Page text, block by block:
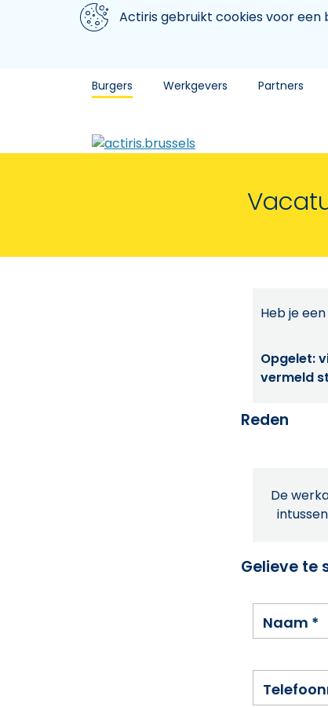
Aller au contenu principal
We gebruiken cookiesActiris gebruikt cookies voor een
Burgers Werkgevers Partners
Heb je
Opgelet:
vermeld
Reden
De
Gelieve te
Naam *